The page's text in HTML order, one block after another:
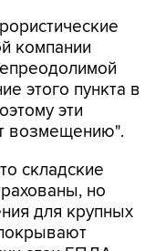
компании
этого пункта в
эти
возмещению".
складские
но
для крупных